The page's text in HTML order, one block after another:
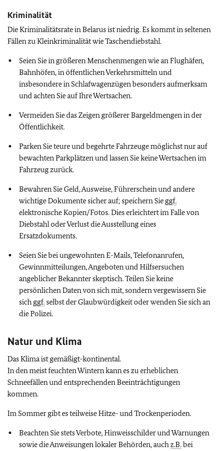
Kriminalität
Die Kriminalitätsrate in Belarus ist niedrig. Es kommt in seltenen
Fällen zu Kleinkriminalität wie Taschendiebstahl.
Seien Sie in größeren Menschenmengen wie an Flughäfen,
Bahnhöfen, in öffentlichen Verkehrsmitteln und
insbesondere in Schlafwagenzügen besonders aufmerksam
und achten Sie auf Ihre Wertsachen.
Vermeiden Sie das Zeigen größerer Bargeldmengen in der
Öffentlichkeit.
Parken Sie teure und begehrte Fahrzeuge möglichst nur auf
bewachten Parkplätzen und lassen Sie keine Wertsachen im
Fahrzeug zurück.
Bewahren Sie Geld, Ausweise, Führerschein und andere
wichtige Dokumente sicher auf; speichern Sie ggf.
elektronische Kopien/Fotos. Dies erleichtert im Falle von
Diebstahl oder Verlust die Ausstellung eines
Ersatzdokuments.
Seien Sie bei ungewohnten E-Mails, Telefonanrufen,
Gewinnmitteilungen, Angeboten und Hilfsersuchen
angeblicher Bekannter skeptisch. Teilen Sie keine
persönlichen Daten von sich mit, sondern vergewissern Sie
sich ggf.selbst der Glaubwürdigkeit oder wenden Sie sich an
die Polizei.
Natur und Klima
Das Klima ist gemäßigt-kontinental.
In den meist feuchten Wintern kann es zu erheblichen
Schneefällen und entsprechenden Beeinträchtigungen
kommen.
Im Sommer gibt es teilweise Hitze- und Trockenperioden.
Beachten Sie stets Verbote, Hinweisschilder und Warnungen
sowie die Anweisungen lokaler Behörden, auchz.B.bei